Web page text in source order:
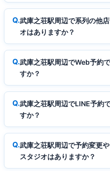
武庫之荘駅周辺で系列の他
オはありますか？
武庫之荘駅周辺でWeb予約
すか？
武庫之荘駅周辺でLINE予約
すか？
武庫之荘駅周辺で予約変更
スタジオはありますか？